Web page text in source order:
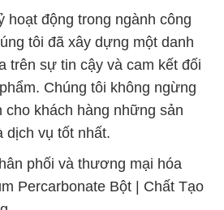
khách hàng những sản
dịch vụ tốt nhất.
phối và thương mại hóa
Percarbonate Bột | Chất Tạo
doanh hóa chất hóa chất
Bột | Chất Tạo Oxy Bột tại An
phối hóa chất hóa chất